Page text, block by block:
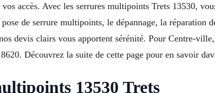
accès. Avec les serrures multipoints Trets 13530,
de serrure multipoints, le dépannage, la réparation
devis clairs vous apportent sérénité. Pour Centre-
Découvrez la suite de cette page pour en savoir
13530 Trets